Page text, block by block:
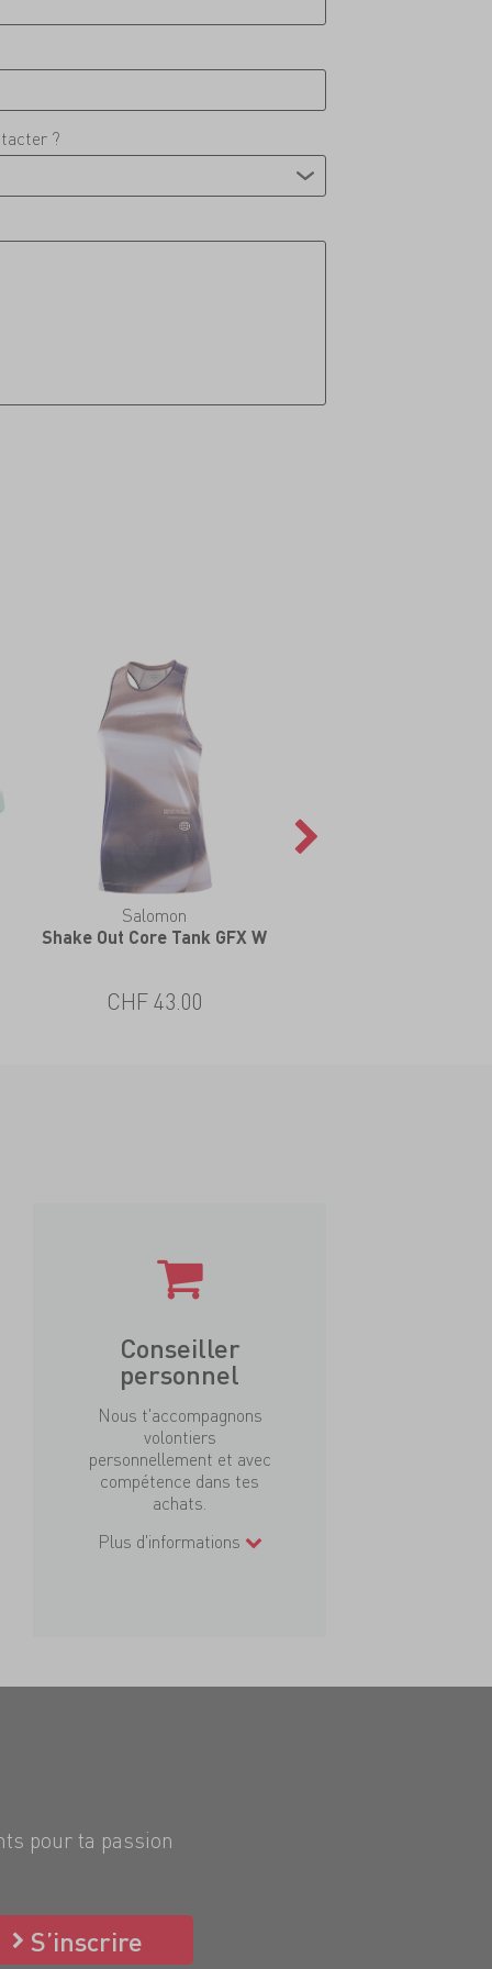
?
Salomon
Shake Out Core Tank GFX W
CHF 43.00
Conseiller
personnel
Nous t'accompagnons
volontiers
personnellement et avec
compétence dans tes
achats.
Plus d'informations
pour ta passion
S’inscrire